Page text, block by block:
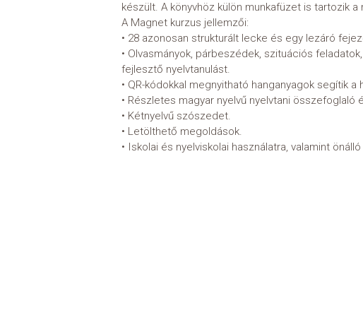
készült. A könyvhöz külön munkafüzet is tartozik
A Magnet kurzus jellemzői:
• 28 azonosan strukturált lecke és egy lezáró
• Olvasmányok, párbeszédek, szituációs
fejlesztő nyelvtanulást.
• QR-kódokkal megnyitható hanganyagok segítik
• Részletes magyar nyelvű nyelvtani
• Kétnyelvű szószedet.
• Letölthető megoldások.
• Iskolai és nyelviskolai használatra, valamint